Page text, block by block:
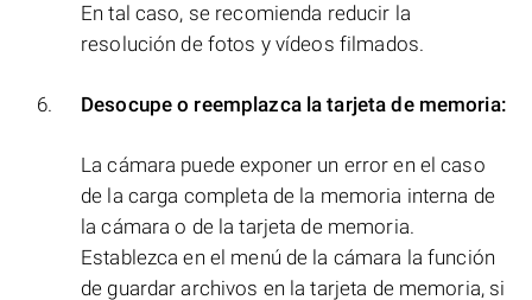
En tal caso, se recomienda reducir la
resolución de fotos y vídeos filmados.
Desocupe o reemplazca la tarjeta de memoria:
La cámara puede exponer un error en el caso
de la carga completa de la memoria interna de
la cámara o de la tarjeta de memoria.
Establezca en el menú de la cámara la función
de guardar archivos en la tarjeta de memoria, si